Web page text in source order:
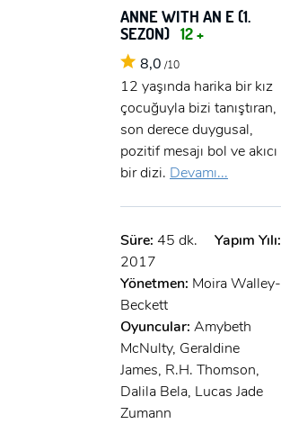
ANNE WITH AN E (1.
SEZON) 12 +
8,0 /10
12 yaşında harika bir kız
çocuğuyla bizi tanıştıran,
son derece duygusal,
pozitif mesajı bol ve akıcı
bir dizi. Devamı...
Süre: 45 dk.
Yapım Yılı:
2017
Yönetmen: Moira Walley-
Beckett
Oyuncular: Amybeth
McNulty, Geraldine
James, R.H. Thomson,
Dalila Bela, Lucas Jade
Zumann